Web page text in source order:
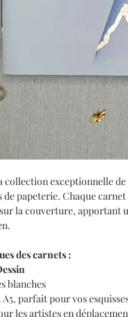
collection exceptionnelle
de papeterie. Chaque
la couverture, apportant
des carnets :
blanches
parfait pour vos
les artistes en